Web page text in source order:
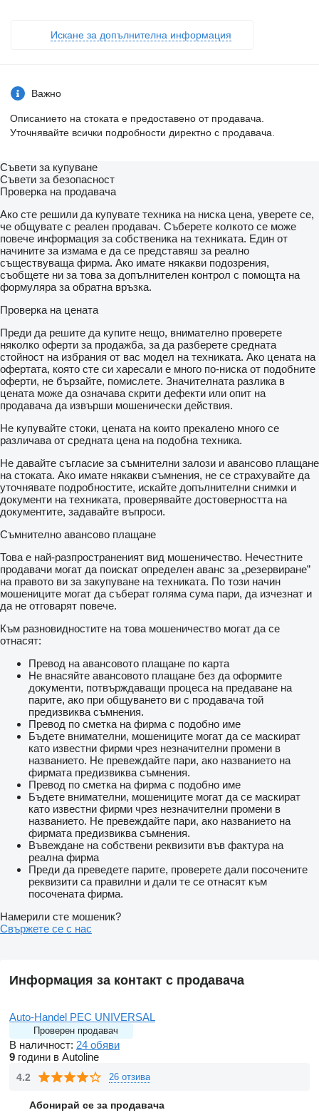
Искане за допълнителна информация
Важно
Описанието на стоката е предоставено от продавача.
Уточнявайте всички подробности директно с продавача.
Съвети за купуване
Съвети за безопасност
Проверка на продавача
Ако сте решили да купувате техника на ниска цена, уверете се,
че общувате с реален продавач. Съберете колкото се може
повече информация за собственика на техниката. Един от
начините за измама е да се представяш за реално
съществуваща фирма. Ако имате някакви подозрения,
съобщете ни за това за допълнителен контрол с помощта на
формуляра за обратна връзка.
Проверка на цената
Преди да решите да купите нещо, внимателно проверете
няколко оферти за продажба, за да разберете средната
стойност на избрания от вас модел на техниката. Ако цената на
офертата, която сте си харесали е много по-ниска от подобните
оферти, не бързайте, помислете. Значителната разлика в
цената може да означава скрити дефекти или опит на
продавача да извърши мошенически действия.
Не купувайте стоки, цената на които прекалено много се
различава от средната цена на подобна техника.
Не давайте съгласие за съмнителни залози и авансово плащане
на стоката. Ако имате някакви съмнения, не се страхувайте да
уточнявате подробностите, искайте допълнителни снимки и
документи на техниката, проверявайте достоверността на
документите, задавайте въпроси.
Съмнително авансово плащане
Това е най-разпространеният вид мошеничество. Нечестните
продавачи могат да поискат определен аванс за „резервиране”
на правото ви за закупуване на техниката. По този начин
мошениците могат да съберат голяма сума пари, да изчезнат и
да не отговарят повече.
Към разновидностите на това мошеничество могат да се
отнасят:
Превод на авансовото плащане по карта
Не внасяйте авансовото плащане без да оформите
документи, потвърждаващи процеса на предаване на
парите, ако при общуването ви с продавача той
предизвиква съмнения.
Превод по сметка на фирма с подобно име
Бъдете внимателни, мошениците могат да се маскират
като известни фирми чрез незначителни промени в
названието. Не превеждайте пари, ако названието на
фирмата предизвиква съмнения.
Превод по сметка на фирма с подобно име
Бъдете внимателни, мошениците могат да се маскират
като известни фирми чрез незначителни промени в
названието. Не превеждайте пари, ако названието на
фирмата предизвиква съмнения.
Въвеждане на собствени реквизити във фактура на
реална фирма
Преди да преведете парите, проверете дали посочените
реквизити са правилни и дали те се отнасят към
посочената фирма.
Намерили сте мошеник?
Свържете се с нас
Информация за контакт с продавача
Auto-Handel PEC UNIVERSAL
Проверен продавач
В наличност: 24 обяви
9 години в Autoline
4.2 26 отзива
Абонирай се за продавача